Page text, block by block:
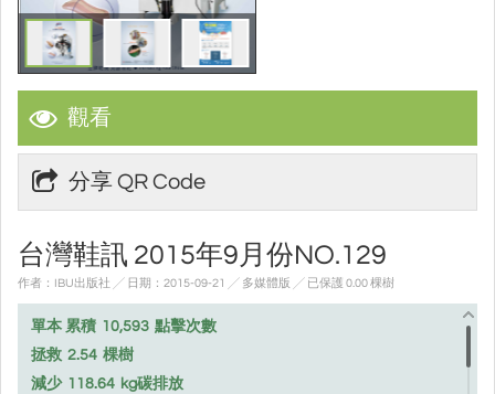
觀看
分享 QR Code
台灣鞋訊 2015年9月份NO.129
作者：IBU出版社 ╱ 日期：2015-09-21 ╱ 多媒體版 ╱ 已保護 0.00 棵樹
單本 累積 10,593 點擊次數
拯救 2.54 棵樹
減少 118.64 kg碳排放